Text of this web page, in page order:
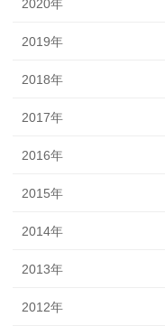
2020年
2019年
2018年
2017年
2016年
2015年
2014年
2013年
2012年